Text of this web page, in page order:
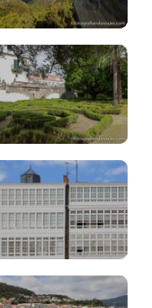
(A.Coruña)
A.Coruña
ciudad
Muros
(A.Coruña)